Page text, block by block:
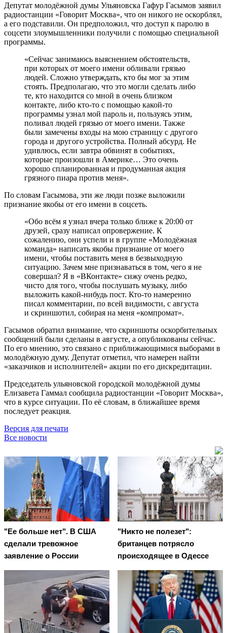
Депутат молодёжной думы Ульяновска Гафур Гасымов заявил
радиостанции «Говорит Москва», что он никого не оскорблял,
а его подставили. Он предположил, что доступ к паролю в
соцсети злоумышленники получили с помощью специальной
программы.
«Сейчас занимаюсь выяснением обстоятельств,
при которых от моего имени обливали грязью
людей. Сложно утверждать, кто бы мог за этим
стоять. Предполагаю, что это могли сделать либо
те, кто находится со мной в очень близком
контакте, либо кто-то с помощью какой-то
программы узнал мой пароль и, пользуясь этим,
поливал людей грязью от моего имени. Также
были замечены входы на мою страницу с другого
города и другого устройства. Полный абсурд. Не
удивлюсь, если завтра обвинят в событиях,
которые произошли в Америке… Это очень
хорошо спланированная и продуманная акция
грязного пиара против меня».
По словам Гасымова, эти же люди позже выложили
признание якобы от его имени в соцсеть.
«Обо всём я узнал вчера только ближе к 20:00 от
друзей, сразу написал опровержение. К
сожалению, они успели и в группе «Молодёжная
команда» написать якобы признание от моего
имени, чтобы поставить меня в безвыходную
ситуацию. Зачем мне признаваться в том, чего я не
совершал? Я в «ВКонтакте» сижу очень редко,
чисто для того, чтобы послушать музыку, либо
выложить какой-нибудь пост. Кто-то намеренно
писал комментарии, по всей видимости, с августа
и скриншотил, собирая на меня «компромат».
Гасымов обратил внимание, что скриншоты оскорбительных
сообщений были сделаны в августе, а опубликованы сейчас.
По его мнению, это связано с приближающимися выборами в
молодёжную думу. Депутат отметил, что намерен найти
«заказчиков и исполнителей» акции по его дискредитации.
Председатель ульяновской городской молодёжной думы
Елизавета Гаммал сообщила радиостанции «Говорит Москва»,
что в курсе ситуации. По её словам, в ближайшее время
последует реакция.
Версия для печати
Все новости
"Ее больше нет". В США
сделали тревожное
заявление о России
"Никто не полезет":
британцев потрясло
происходящее в Одессе